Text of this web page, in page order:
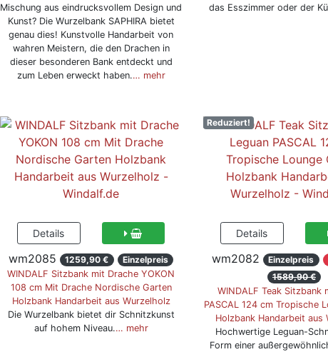
Mischung aus eindrucksvollem Design und
Kunst? Die Wurzelbank SAPHIRA bietet
genau dies! Kunstvolle Handarbeit von
wahren Meistern, die den Drachen in
dieser besonderen Bank entdeckt und
zum Leben erweckt haben.… mehr
das Esszimmer oder der
wm2085 1259,90 €
Einzelpreis
WINDALF Sitzbank mit Drache YOKON
108 cm Mit Drache Nordische Garten
Holzbank Handarbeit aus Wurzelholz
Die Wurzelbank bietet dir Schnitzkunst
auf hohem Niveau.… mehr
Reduziert!
wm2082 Einzelpreis
1589,90 €
WINDALF Teak Sitzbank
PASCAL 124 cm Tropische
Holzbank Handarbeit aus
Hochwertige Leguan-
Form einer